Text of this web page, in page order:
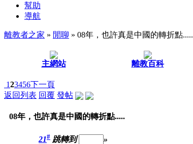
幫助
導航
離教者之家 » 閒聊 » 08年，也許真是中國的轉折點.....
主網站 離教百科
123456下一頁
返回列表 回覆 發帖
08年，也許真是中國的轉折點.....
21# 跳轉到
»